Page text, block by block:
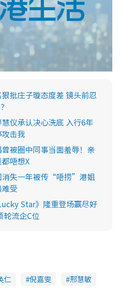
批庄子璇态度差 镜头前忍
仪承认决心洗底 入行6年
击我
被圈中同事当面羞辱！亲
唔想X
消失一年被传“唔捞”港姐
受
Star》隆重登场赢尽好
轮流企C位
仁 倪嘉雯
邢慧敏